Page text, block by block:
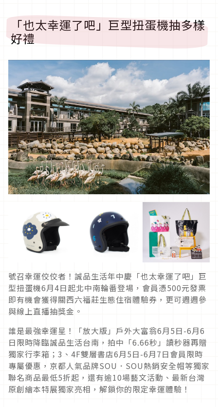
「也太幸運了吧」巨型扭蛋機抽多樣
好禮
號召幸運佼佼者！誠品生活年中慶「也太幸運了吧」巨
型扭蛋機6月4日起北中南輪番登場，會員憑500元發票
即有機會獲得關西六福莊生態住宿體驗券，更可週週參
與線上直播抽獎金。
誰是最強幸運星！「放大版」戶外大富翁6月5日-6月6
日限時降臨誠品生活台南，拍中「6.66秒」讀秒器再贈
獨家行李箱；3、4F雙層書店6月5日-6月7日會員限時
專屬優惠，京都人氣品牌SOU．SOU熱銷安全帽等獨家
聯名商品最低5折起，還有逾10場藝文活動、最新台灣
原創繪本特展獨家亮相，解鎖你的限定幸運體驗！